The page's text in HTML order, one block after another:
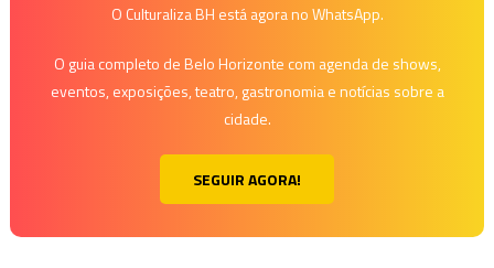
O Culturaliza BH está agora no WhatsApp.
O guia completo de Belo Horizonte com agenda de shows,
eventos, exposições, teatro, gastronomia e notícias sobre a
cidade.
SEGUIR AGORA!